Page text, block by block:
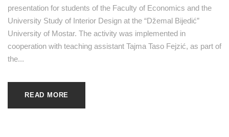
presentation for students of the Faculty of Economics and the
University Study of Interior Design at the “Džemal Bijedić”
University of Mostar. The activity was implemented in
cooperation with teaching assistant Tajma Taso Fejzić, as part of
the...
READ MORE